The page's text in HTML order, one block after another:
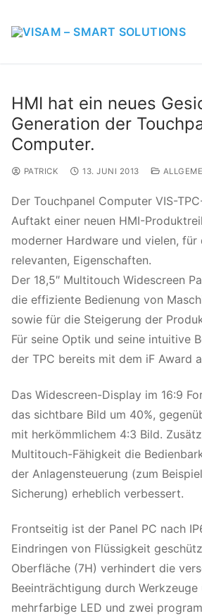
HMI hat ein neues
Generation der
Computer.
PATRICK 13. JUNI 2013
Der Touchpanel Computer VIS-
Auftakt einer neuen HMI-
moderner Hardware und vielen, für
relevanten, Eigenschaften.
Der 18,5″ Multitouch Widescreen
die effiziente Bedienung von
sowie für die Steigerung der
Für seine Optik und seine intuitive
der TPC bereits mit dem iF Award
Das Widescreen-Display im 16:9
das sichtbare Bild um 40%,
mit herkömmlichem 4:3 Bild.
Multitouch-Fähigkeit die
der Anlagensteuerung (zum
Sicherung) erheblich verbessert.
Frontseitig ist der Panel PC nach
Eindringen von Flüssigkeit
Oberfläche (7H) verhindert die
Beeinträchtigung durch Werkzeuge
mehrfarbige LED und zwei